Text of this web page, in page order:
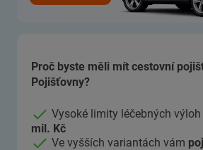
Proč byste měli mít cestovní
Pojišťovny?
Vysoké limity léčebných
mil. Kč
Ve vyšších variantách vám